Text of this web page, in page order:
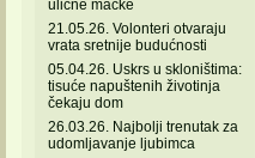
ulične mačke
21.05.26. Volonteri otvaraju
vrata sretnije budućnosti
05.04.26. Uskrs u skloništima:
tisuće napuštenih životinja
čekaju dom
26.03.26. Najbolji trenutak za
udomljavanje ljubimca